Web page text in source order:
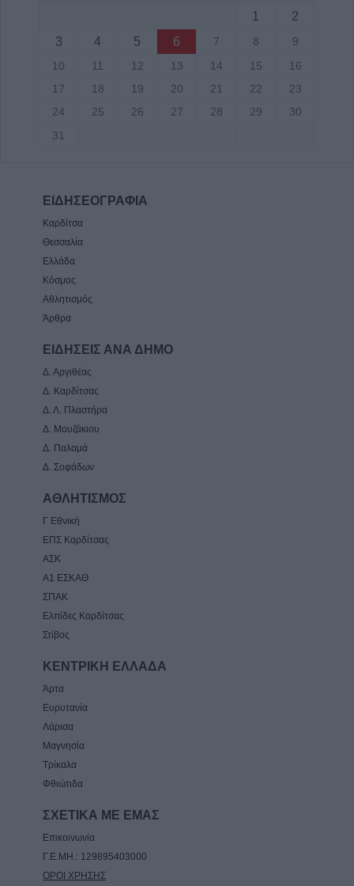
1
2
3
4 5 6 7 8
9
10
11 12 13 14 15
16
17
18 19 20 21 22
23
24
25 26 27 28 29
30
31
ΕΙΔΗΣΕΟΓΡΑΦΙΑ
Καρδίτσα
Θεσσαλία
Ελλάδα
Κόσμος
Αθλητισμός
Άρθρα
ΕΙΔΗΣΕΙΣ ΑΝΑ ΔΗΜΟ
Δ. Αργιθέας
Δ. Καρδίτσας
Δ. Λ. Πλαστήρα
Δ. Μουζάκιου
Δ. Παλαμά
Δ. Σοφάδων
ΑΘΛΗΤΙΣΜΟΣ
Γ Εθνική
ΕΠΣ Καρδίτσας
ΑΣΚ
Α1 ΕΣΚΑΘ
ΣΠΑΚ
Ελπίδες Καρδίτσας
Στίβος
ΚΕΝΤΡΙΚΗ ΕΛΛΑΔΑ
Άρτα
Ευρυτανία
Λάρισα
Μαγνησία
Τρίκαλα
Φθιώτιδα
ΣΧΕΤΙΚΑ ΜΕ ΕΜΑΣ
Επικοινωνία
Γ.Ε.ΜΗ.: 129895403000
ΟΡΟΙ ΧΡΗΣΗΣ